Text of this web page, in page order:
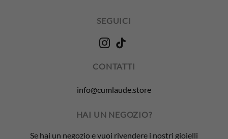
SEGUICI
CONTATTI
info@cumlaude.store
HAI UN NEGOZIO?
Se hai un negozio e vuoi rivendere i nostri gioielli